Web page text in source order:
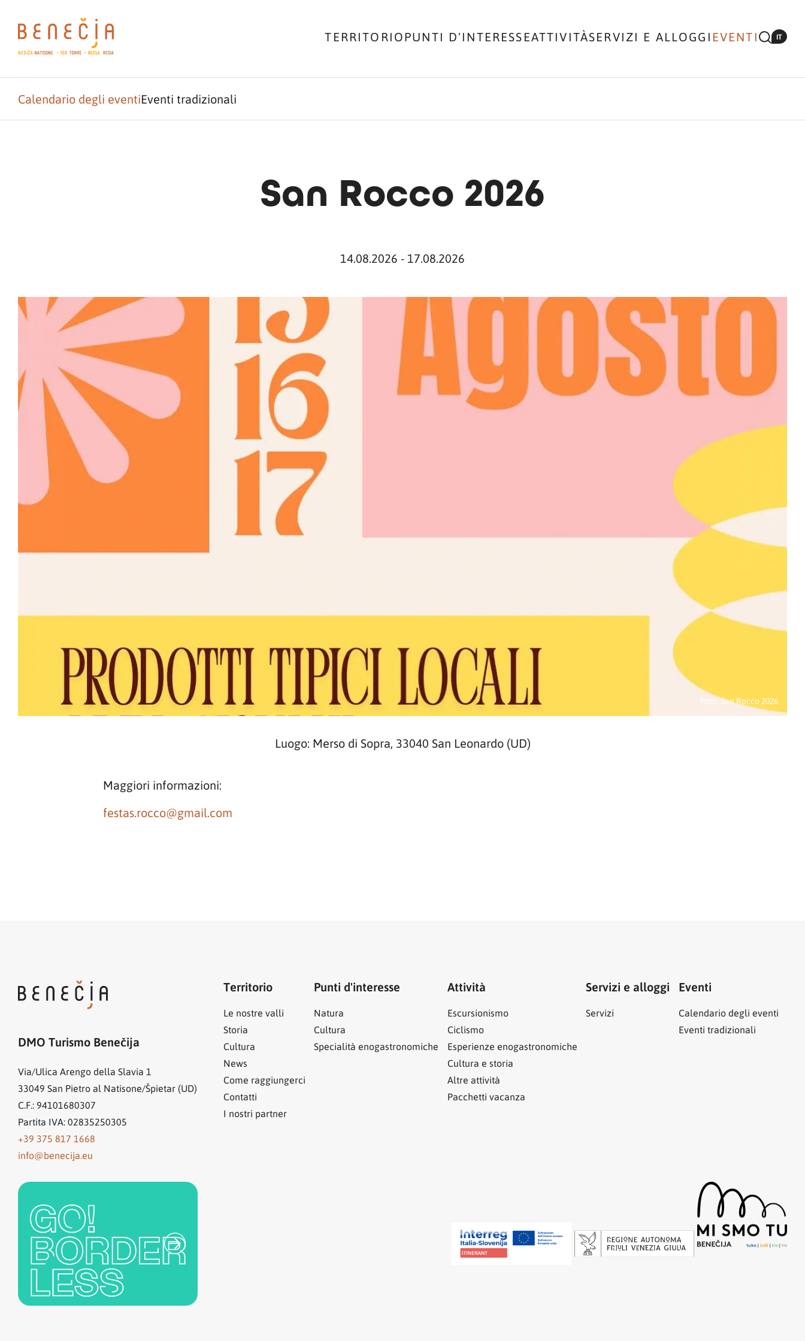
TERRITORIOPUNTI D'INTERESSEATTIVITÀSERVIZI E ALLOGGI EVENTI IT
Calendario degli eventiEventi tradizionali
San Rocco 2026
14.08.2026 - 17.08.2026
Foto: San Rocco 2026
Luogo: Merso di Sopra, 33040 San Leonardo (UD)
Maggiori informazioni:
festas.rocco@gmail.com
DMO Turismo Benečija
Via/Ulica Arengo della Slavia 1
33049 San Pietro al Natisone/Špietar (UD)
C.F.: 94101680307
Partita IVA: 02835250305
+39 375 817 1668
info@benecija.eu
Territorio
Le nostre valli
Storia
Cultura
News
Come raggiungerci
Contatti
I nostri partner
Punti d'interesse
Natura
Cultura
Specialità enogastronomiche
Attività
Escursionismo
Ciclismo
Esperienze enogastronomiche
Cultura e storia
Altre attività
Pacchetti vacanza
Servizi e alloggi
Servizi
Eventi
Calendario degli eventi
Eventi tradizionali